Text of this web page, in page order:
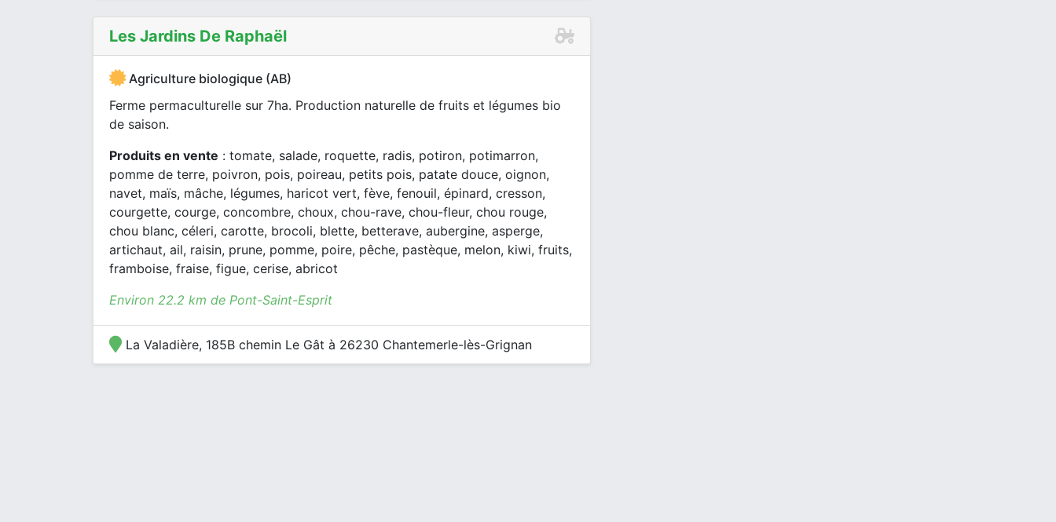
Les Jardins De Raphaël
Agriculture biologique (AB)
Ferme permaculturelle sur 7ha. Production naturelle de fruits et légumes bio
de saison.
Produits en vente : tomate, salade, roquette, radis, potiron, potimarron,
pomme de terre, poivron, pois, poireau, petits pois, patate douce, oignon,
navet, maïs, mâche, légumes, haricot vert, fève, fenouil, épinard, cresson,
courgette, courge, concombre, choux, chou-rave, chou-fleur, chou rouge,
chou blanc, céleri, carotte, brocoli, blette, betterave, aubergine, asperge,
artichaut, ail, raisin, prune, pomme, poire, pêche, pastèque, melon, kiwi, fruits,
framboise, fraise, figue, cerise, abricot
Environ 22.2 km de Pont-Saint-Esprit
La Valadière, 185B chemin Le Gât à 26230 Chantemerle-lès-Grignan